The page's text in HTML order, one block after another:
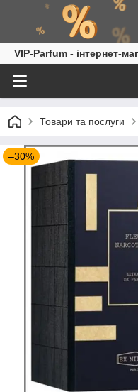
VIP-Parfum - інтернет-
Товари та послуги
–30%